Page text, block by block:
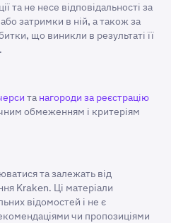
та не несе відповідальності за
затримки в ній, а також за
що виникли в результаті її
та нагороди за реєстрацію
обмеженням і критеріям
та залежать від
Kraken. Ці матеріали
відомостей і не є
чи пропозиціями